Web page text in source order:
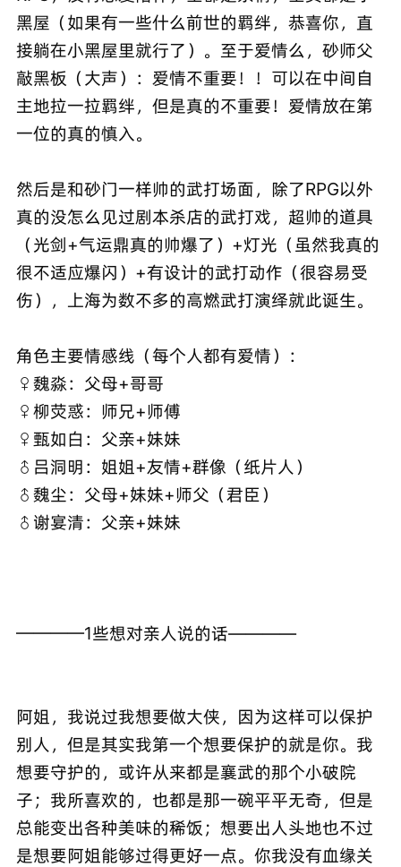
黑屋（如果有一些什么前世的羁绊，恭喜你，直
接躺在小黑屋里就行了）。至于爱情么，砂师父
敲黑板（大声）：爱情不重要！！可以在中间自
主地拉一拉羁绊，但是真的不重要！爱情放在第
一位的真的慎入。
然后是和砂门一样帅的武打场面，除了RPG以外
真的没怎么见过剧本杀店的武打戏，超帅的道具
（光剑+气运鼎真的帅爆了）+灯光（虽然我真的
很不适应爆闪）+有设计的武打动作（很容易受
伤），上海为数不多的高燃武打演绎就此诞生。
角色主要情感线（每个人都有爱情）：
♀魏淼：父母+哥哥
♀柳荧惑：师兄+师傅
♀甄如白：父亲+妹妹
♂吕洞明：姐姐+友情+群像（纸片人）
♂魏尘：父母+妹妹+师父（君臣）
♂谢宴清：父亲+妹妹
————1些想对亲人说的话————
阿姐，我说过我想要做大侠，因为这样可以保护
别人，但是其实我第一个想要保护的就是你。我
想要守护的，或许从来都是襄武的那个小破院
子；我所喜欢的，也都是那一碗平平无奇，但是
总能变出各种美味的稀饭；想要出人头地也不过
是想要阿姐能够过得更好一点。你我没有血缘关